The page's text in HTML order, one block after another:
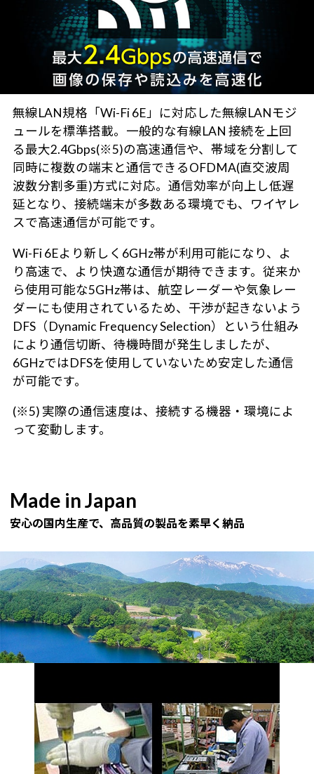
無線LAN規格「Wi-Fi 6E」に対応した無線LANモジ
ュールを標準搭載。一般的な有線LAN 接続を上回
る最大2.4Gbps(※5)の高速通信や、帯域を分割して
同時に複数の端末と通信できるOFDMA(直交波周
波数分割多重)方式に対応。通信効率が向上し低遅
延となり、接続端末が多数ある環境でも、ワイヤレ
スで高速通信が可能です。
Wi-Fi 6Eより新しく6GHz帯が利用可能になり、よ
り高速で、より快適な通信が期待できます。従来か
ら使用可能な5GHz帯は、航空レーダーや気象レー
ダーにも使用されているため、干渉が起きないよう
DFS（Dynamic Frequency Selection）という仕組み
により通信切断、待機時間が発生しましたが、
6GHzではDFSを使用していないため安定した通信
が可能です。
(※5) 実際の通信速度は、接続する機器・環境によ
って変動します。
Made in Japan
安心の国内生産で、高品質の製品を素早く納品